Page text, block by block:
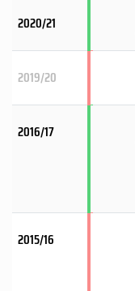
2020/21
2019/20
2016/17
2015/16